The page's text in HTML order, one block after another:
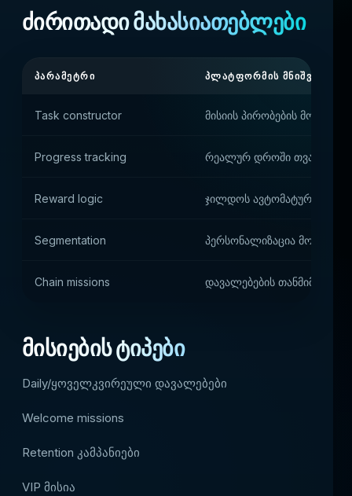
ძირითადი მახასიათებლები
ᲞᲐᲠᲐᲛᲔᲢᲠᲘ ᲞᲚᲐᲢᲤᲝᲠᲛᲘᲡ
Task constructor მისიის პირობების
Progress tracking რეალურ დროში
Reward logic ჯილდოს ავტომატური
Segmentation პერსონალიზაცია
Chain missions დავალებების
მისიების ტიპები
Daily/ყოველკვირეული დავალებები
Welcome missions
Retention კამპანიები
VIP მისია